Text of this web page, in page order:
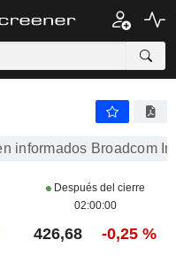
informados Broadcom
Después del cierre
02:00:00
426,68 -0,25 %